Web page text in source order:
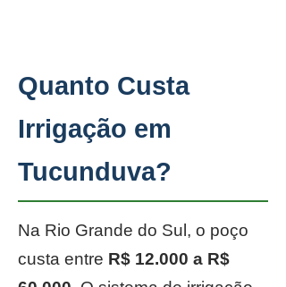
Quanto Custa
Irrigação em
Tucunduva?
Na Rio Grande do Sul, o poço
custa entre R$ 12.000 a R$